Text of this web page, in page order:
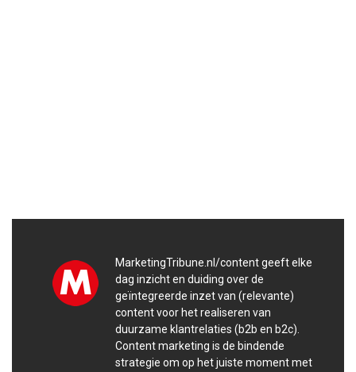
MarketingTribune.nl/content geeft elke
dag inzicht en duiding over de
geïntegreerde inzet van (relevante)
content voor het realiseren van
duurzame klantrelaties (b2b en b2c).
Content marketing is de bindende
strategie om op het juiste moment met